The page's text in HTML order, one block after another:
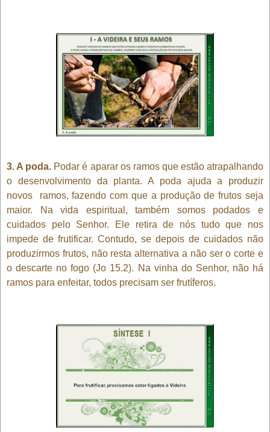
3. A poda. Podar é aparar os ramos que estão atrapalhando
o desenvolvimento da planta. A poda ajuda a produzir
novos ramos, fazendo com que a produção de frutos seja
maior. Na vida espiritual, também somos podados e
cuidados pelo Senhor. Ele retira de nós tudo que nos
impede de frutificar. Contudo, se depois de cuidados não
produzirmos frutos, não resta alternativa a não ser o corte e
o descarte no fogo (Jo 15.2). Na vinha do Senhor, não há
ramos para enfeitar, todos precisam ser frutíferos.